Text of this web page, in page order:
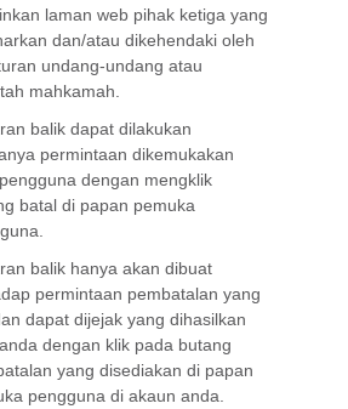
laman web pihak ketiga yang
dan/atau dikehendaki oleh
undang-undang atau
mahkamah.
balik dapat dilakukan
permintaan dikemukakan
dengan mengklik
batal di papan pemuka
balik hanya akan dibuat
permintaan pembatalan yang
dapat dijejak yang dihasilkan
dengan klik pada butang
yang disediakan di papan
pengguna di akaun anda.